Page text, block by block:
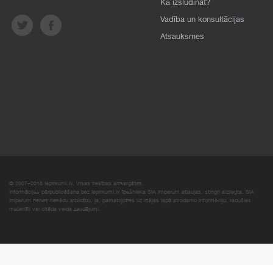
Kā izsludināt?
Vadība un konsultācijas
Atsauksmes
© 2007–2018 Iepirkumi.lv. Visas tiesības aizsargātas.
Informācijas pārpublicēšana bez iepirkumi.lv īpašnieka SIA Imperum atļaujas, stingri aizliegta. SIA
Imperum nenes nekādu atbildību, ja, pamatojoties uz mājas lapā atrodamo informāciju, radušies
materiāli vai citāda veida zaudējumi.